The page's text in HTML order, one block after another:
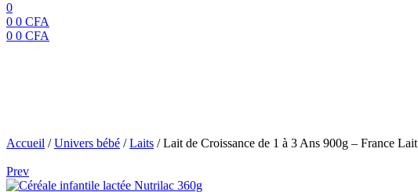
0
0 0 CFA
0 0 CFA
Accueil /Univers bébé /Laits /Lait de Croissance de 1 à 3 Ans 900g – France Lait
Prev